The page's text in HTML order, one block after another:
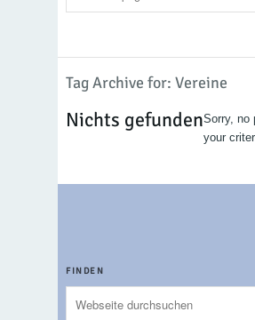
Tag Archive for: Vereine
Nichts gefundenSorry, no
your
FINDEN